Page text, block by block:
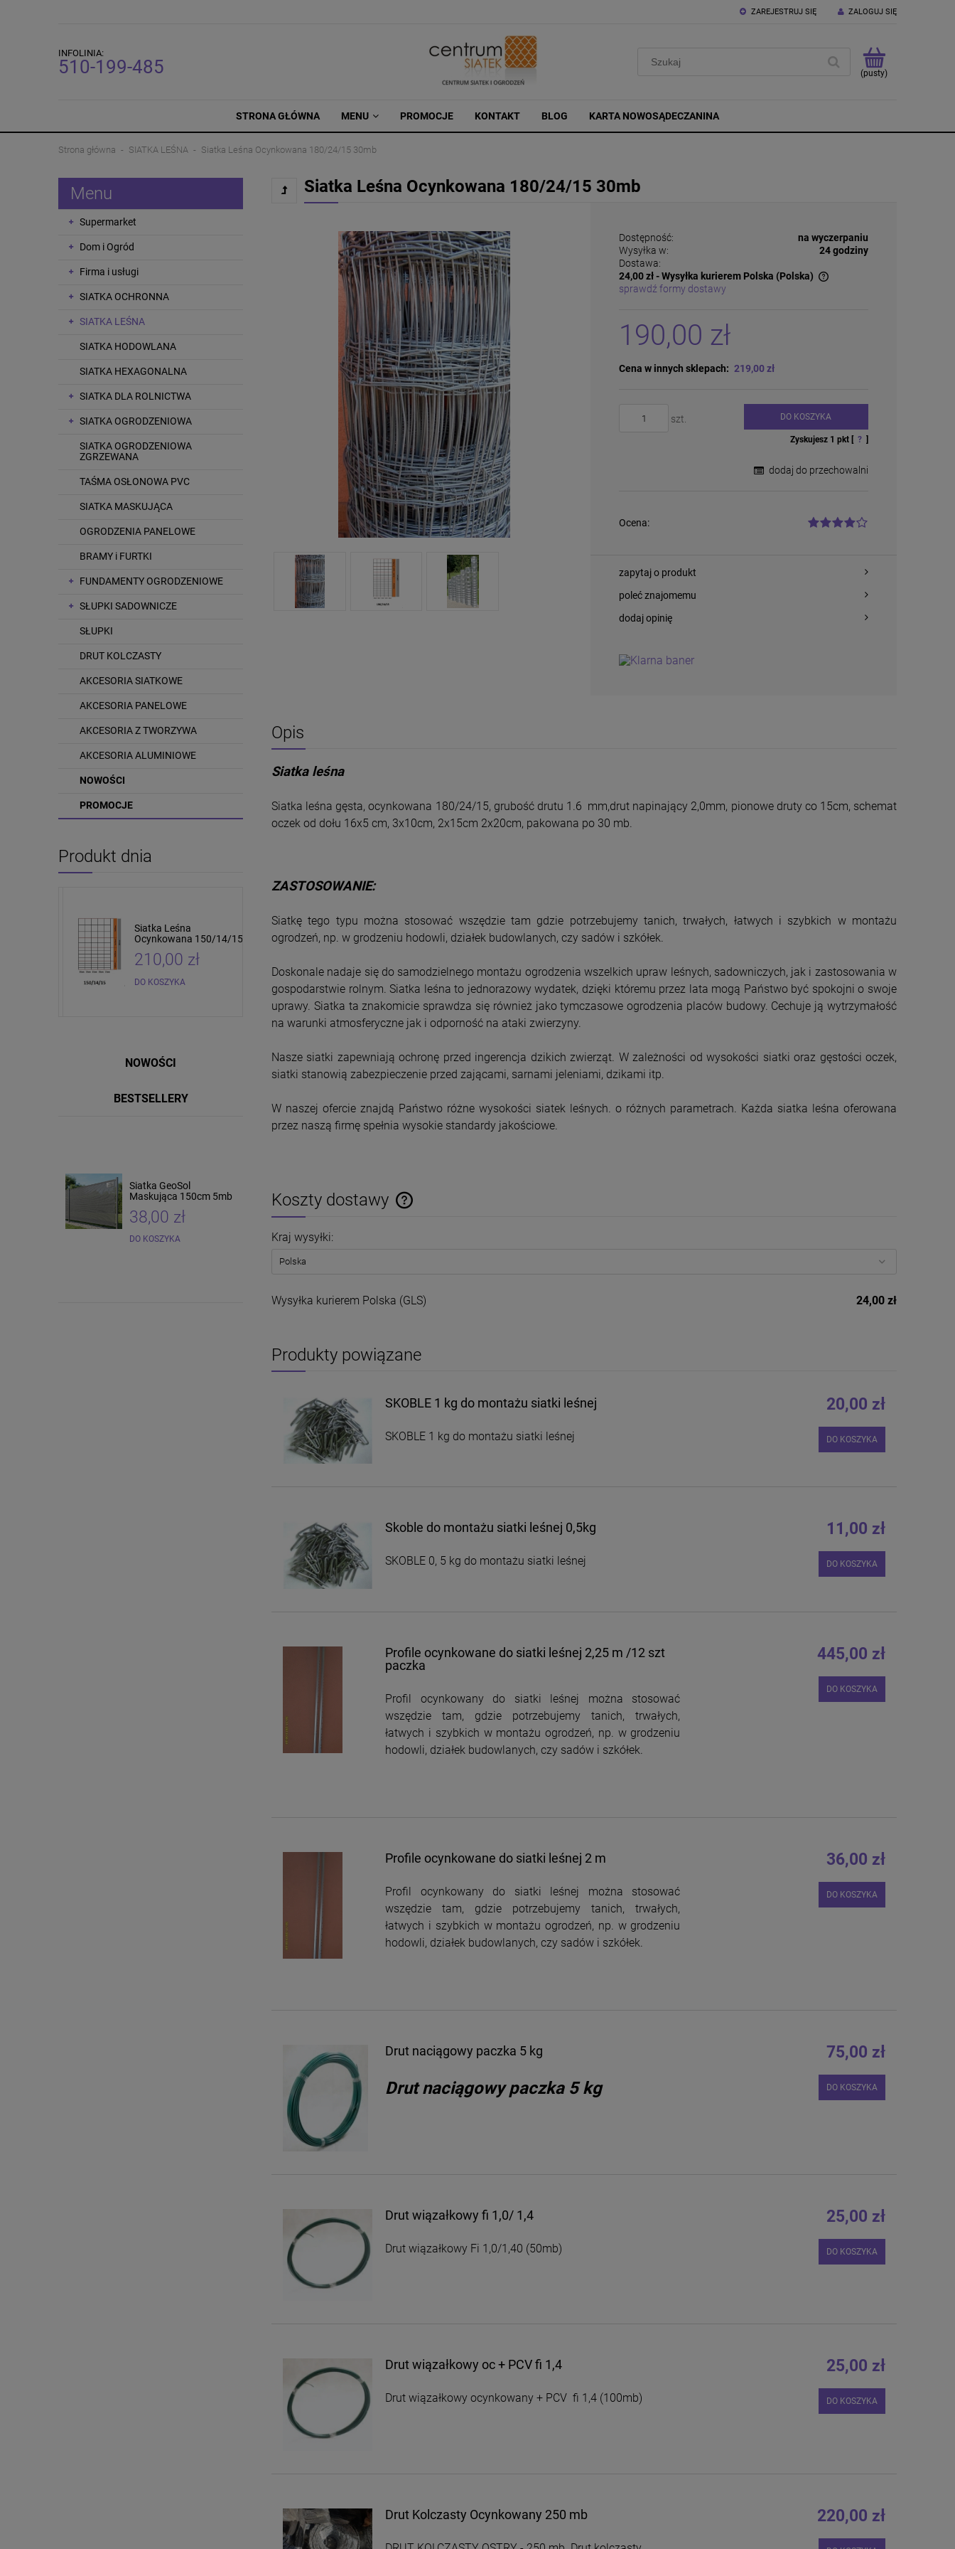
ZAREJESTRUJ SIĘ ZALOGUJ SIĘ
INFOLINIA:
510-199-485 (pusty)
STRONA GŁÓWNA MENU PROMOCJE KONTAKT BLOG KARTA NOWOSĄDECZANINA
Strona główna SIATKA LEŚNA Siatka Leśna Ocynkowana 180/24/15 30mb
Menu
Supermarket
Dom i Ogród
Firma i usługi
SIATKA OCHRONNA
SIATKA LEŚNA
SIATKA HODOWLANA
SIATKA HEXAGONALNA
SIATKA DLA ROLNICTWA
SIATKA OGRODZENIOWA
SIATKA OGRODZENIOWA
ZGRZEWANA
TAŚMA OSŁONOWA PVC
SIATKA MASKUJĄCA
OGRODZENIA PANELOWE
BRAMY i FURTKI
FUNDAMENTY OGRODZENIOWE
SŁUPKI SADOWNICZE
SŁUPKI
DRUT KOLCZASTY
AKCESORIA SIATKOWE
AKCESORIA PANELOWE
AKCESORIA Z TWORZYWA
AKCESORIA ALUMINIOWE
NOWOŚCI
PROMOCJE
Produkt dnia
Siatka Leśna
Ocynkowana 150/14/15
210,00 zł
DO KOSZYKA
Siatka Leśna węzłowa
150/16/10 25m PCV
SIATKA HODOWLANA
Ocynkowana 19 x 19
Siatka Węzłowa
Siatka Leśna
NOWOŚCI
BESTSELLERY
Siatka GeoSol
Maskująca 150cm 5mb
38,00 zł
DO KOSZYKA
Siatka pcv 150cm 25 mb
165,00 zł
DO KOSZYKA
Ocynkowana 6 x 6mm
0,65mm 25mb
DO KOSZYKA
Siatka Leśna Ocynkowana 180/24/15 30mb
Dostępność:
na wyczerpaniu
Wysyłka w:
24 godziny
Dostawa:
24,00 zł - Wysyłka kurierem Polska (Polska)
sprawdź formy dostawy
190,00 zł
Cena w innych sklepach: 219,00 zł
szt. DO KOSZYKA
Zyskujesz 1 pkt [ ? ]
dodaj do przechowalni
Ocena:
zapytaj o produkt
poleć znajomemu
dodaj opinię
Opis
Siatka leśna
Siatka leśna gęsta, ocynkowana 180/24/15, grubość drutu 1.6 mm,drut napinający 2,0mm, pionowe druty co 15cm, schemat
oczek od dołu 16x5 cm, 3x10cm, 2x15cm 2x20cm, pakowana po 30 mb.
ZASTOSOWANIE:
Siatkę tego typu można stosować wszędzie tam gdzie potrzebujemy tanich, trwałych, łatwych i szybkich w montażu
ogrodzeń, np. w grodzeniu hodowli, działek budowlanych, czy sadów i szkółek.
Doskonale nadaje się do samodzielnego montażu ogrodzenia wszelkich upraw leśnych, sadowniczych, jak i zastosowania w
gospodarstwie rolnym. Siatka leśna to jednorazowy wydatek, dzięki któremu przez lata mogą Państwo być spokojni o swoje
uprawy. Siatka ta znakomicie sprawdza się również jako tymczasowe ogrodzenia placów budowy. Cechuje ją wytrzymałość
na warunki atmosferyczne jak i odporność na ataki zwierzyny.
Nasze siatki zapewniają ochronę przed ingerencja dzikich zwierząt. W zależności od wysokości siatki oraz gęstości oczek,
siatki stanowią zabezpieczenie przed zającami, sarnami jeleniami, dzikami itp.
W naszej ofercie znajdą Państwo różne wysokości siatek leśnych. o różnych parametrach. Każda siatka leśna oferowana
przez naszą firmę spełnia wysokie standardy jakościowe.
Koszty dostawy
Kraj wysyłki:
Wysyłka kurierem Polska (GLS) 24,00 zł
Produkty powiązane
SKOBLE 1 kg do montażu siatki leśnej
SKOBLE 1 kg do montażu siatki leśnej
20,00 zł
DO KOSZYKA
Skoble do montażu siatki leśnej 0,5kg
SKOBLE 0, 5 kg do montażu siatki leśnej
11,00 zł
DO KOSZYKA
Profile ocynkowane do siatki leśnej 2,25 m /12 szt
paczka
Profil ocynkowany do siatki leśnej można stosować
wszędzie tam, gdzie potrzebujemy tanich, trwałych,
łatwych i szybkich w montażu ogrodzeń, np. w grodzeniu
hodowli, działek budowlanych, czy sadów i szkółek.
445,00 zł
DO KOSZYKA
Profile ocynkowane do siatki leśnej 2 m
Profil ocynkowany do siatki leśnej można stosować
wszędzie tam, gdzie potrzebujemy tanich, trwałych,
łatwych i szybkich w montażu ogrodzeń, np. w grodzeniu
hodowli, działek budowlanych, czy sadów i szkółek.
36,00 zł
DO KOSZYKA
Drut naciągowy paczka 5 kg
Drut naciągowy paczka 5 kg
75,00 zł
DO KOSZYKA
Drut wiązałkowy fi 1,0/ 1,4
Drut wiązałkowy Fi 1,0/1,40 (50mb)
25,00 zł
DO KOSZYKA
Drut wiązałkowy oc + PCV fi 1,4
Drut wiązałkowy ocynkowany + PCV fi 1,4 (100mb)
25,00 zł
DO KOSZYKA
Drut Kolczasty Ocynkowany 250 mb 220,00 zł